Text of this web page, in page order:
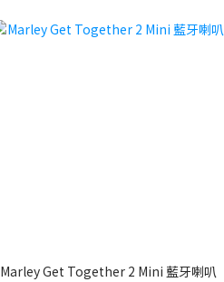
Marley Get Together 2 Mini 藍牙喇叭